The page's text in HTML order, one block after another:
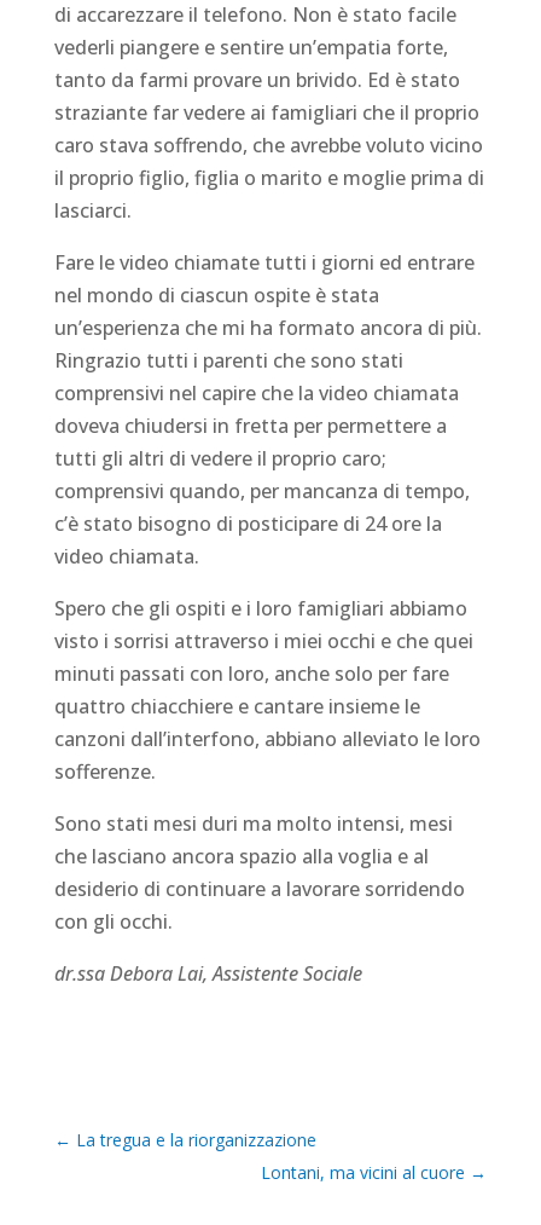
di accarezzare il telefono. Non è stato facile
vederli piangere e sentire un’empatia forte,
tanto da farmi provare un brivido. Ed è stato
straziante far vedere ai famigliari che il proprio
caro stava soffrendo, che avrebbe voluto vicino
il proprio figlio, figlia o marito e moglie prima di
lasciarci.
Fare le video chiamate tutti i giorni ed entrare
nel mondo di ciascun ospite è stata
un’esperienza che mi ha formato ancora di più.
Ringrazio tutti i parenti che sono stati
comprensivi nel capire che la video chiamata
doveva chiudersi in fretta per permettere a
tutti gli altri di vedere il proprio caro;
comprensivi quando, per mancanza di tempo,
c’è stato bisogno di posticipare di 24 ore la
video chiamata.
Spero che gli ospiti e i loro famigliari abbiamo
visto i sorrisi attraverso i miei occhi e che quei
minuti passati con loro, anche solo per fare
quattro chiacchiere e cantare insieme le
canzoni dall’interfono, abbiano alleviato le loro
sofferenze.
Sono stati mesi duri ma molto intensi, mesi
che lasciano ancora spazio alla voglia e al
desiderio di continuare a lavorare sorridendo
con gli occhi.
dr.ssa Debora Lai, Assistente Sociale
← La tregua e la riorganizzazione
Lontani, ma vicini al cuore →